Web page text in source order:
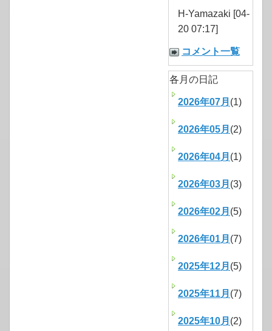
H-Yamazaki [04-
20 07:17]
コメント一覧
各月の日記
2026年07月 (1)
2026年05月 (2)
2026年04月 (1)
2026年03月 (3)
2026年02月 (5)
2026年01月 (7)
2025年12月 (5)
2025年11月 (7)
2025年10月 (2)